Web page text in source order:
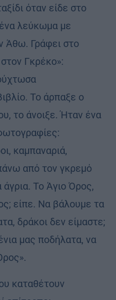
όταν είδε στο
ένα λεύκωμα με
Άθω. Γράφει στο
Γκρέκο»:
Το άρπαξε ο
το άνοιξε. Ήταν ένα
καμπαναριά,
από τον γκρεμό
Το Άγιο Όρος,
είπε. Να βάλουμε τα
δράκοι δεν είμαστε;
μας ποδήλατα, να
καταθέτουν